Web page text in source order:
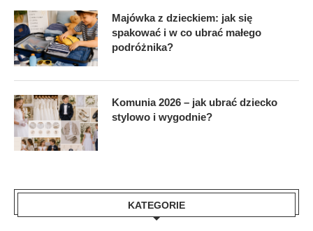
Majówka z dzieckiem: jak się
spakować i w co ubrać małego
podróżnika?
Komunia 2026 – jak ubrać dziecko
stylowo i wygodnie?
KATEGORIE